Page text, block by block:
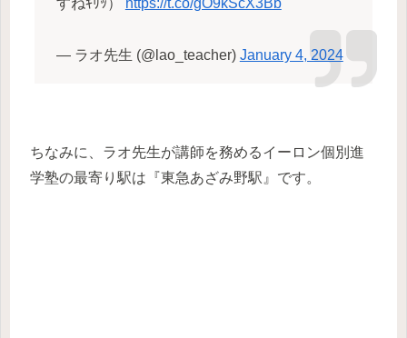
— ラオ先生 (@lao_teacher) January 4, 2024
ちなみに、ラオ先生が講師を務めるイーロン個別進
学塾の最寄り駅は『東急あざみ野駅』です。